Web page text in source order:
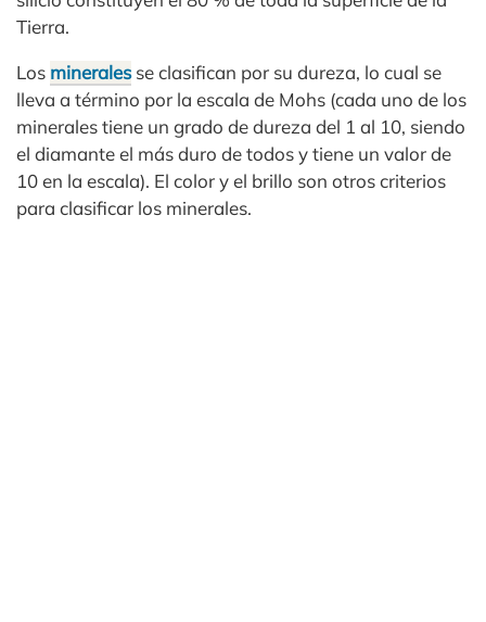
Tierra.
Los mineralesse clasifican por su dureza, lo cual se
lleva a término por la escala de Mohs (cada uno de los
minerales tiene un grado de dureza del 1 al 10, siendo
el diamante el más duro de todos y tiene un valor de
10 en la escala). El color y el brillo son otros criterios
para clasificar los minerales.